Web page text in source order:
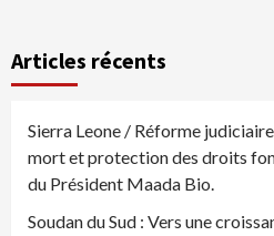
Articles récents
Sierra Leone / Réforme
mort et protection des droits
du Président Maada Bio.
Soudan du Sud : Vers une